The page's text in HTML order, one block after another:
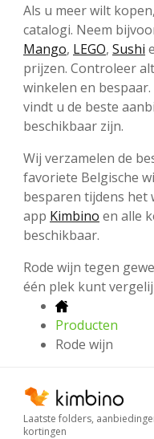
Als u meer wilt
catalogi. Neem
Mango, LEGO, Sushi
prijzen. Controleer
winkelen en
vindt u de beste
beschikbaar zijn.
Wij verzamelen de
favoriete Belgische
besparen tijdens het
app Kimbino en alle
beschikbaar.
Rode wijn tegen
één plek kunt
Producten
Rode wijn
Laatste folders,
kortingen